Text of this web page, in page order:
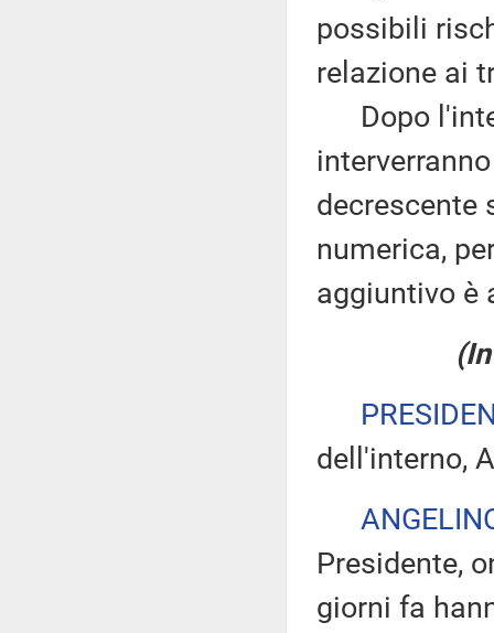
possibili
relazione ai
Dopo
decrescente
numerica,
aggiuntivo è
dell'interno,
Presidente,
giorni fa